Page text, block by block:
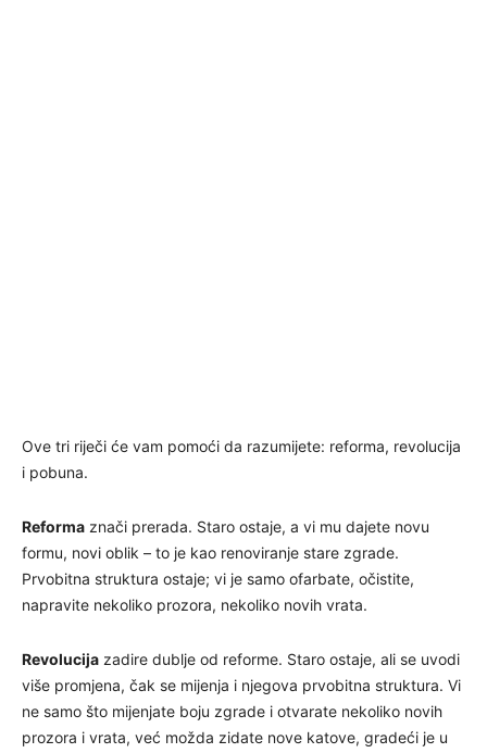
Ove tri riječi će vam pomoći da razumijete: reforma, revolucija
i pobuna.
Reforma znači prerada. Staro ostaje, a vi mu dajete novu
formu, novi oblik – to je kao renoviranje stare zgrade.
Prvobitna struktura ostaje; vi je samo ofarbate, očistite,
napravite nekoliko prozora, nekoliko novih vrata.
Revolucija zadire dublje od reforme. Staro ostaje, ali se uvodi
više promjena, čak se mijenja i njegova prvobitna struktura. Vi
ne samo što mijenjate boju zgrade i otvarate nekoliko novih
prozora i vrata, već možda zidate nove katove, gradeći je u